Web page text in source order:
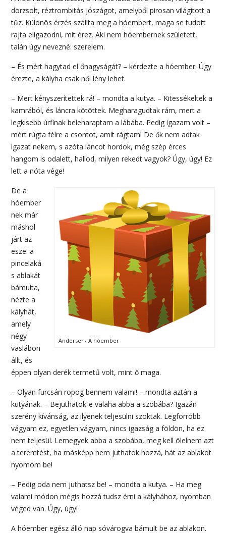
dörzsölt, réztrombitás jószágot, amelyből pirosan világított a
tűz. Különös érzés szállta meg a hóembert, maga se tudott
rajta eligazodni, mit érez. Aki nem hóembernek született,
talán úgy nevezné: szerelem.
– És mért hagytad el őnagyságát? – kérdezte a hóember. Úgy
érezte, a kályha csak női lény lehet.
– Mert kényszerítettek rá! – mondta a kutya. – Kitessékeltek a
kamrából, és láncra kötöttek. Megharagudtak rám, mert a
legkisebb úrfinak beleharaptam a lábába. Pedig igazam volt –
mért rúgta félre a csontot, amit rágtam! De ők nem adtak
igazat nekem, s azóta láncot hordok, még szép érces
hangom is odalett, hallod, milyen rekedt vagyok? Úgy, úgy! Ez
lett a nóta vége!
Andersen- A hóember
De a
hóember
nek már
máshol
járt az
esze: a
pincelaká
s ablakát
bámulta,
nézte a
kályhát,
amely
négy
vaslábon
állt, és
éppen olyan derék termetű volt, mint ő maga.
– Olyan furcsán ropog bennem valami! – mondta aztán a
kutyának. – Bejuthatok-e valaha abba a szobába? Igazán
szerény kívánság, az ilyenek teljesülni szoktak. Legforróbb
vágyam ez, egyetlen vágyam, nincs igazság a földön, ha ez
nem teljesül. Lemegyek abba a szobába, meg kell ölelnem azt
a teremtést, ha másképp nem juthatok hozzá, hát az ablakot
nyomom be!
– Pedig oda nem juthatsz be! – mondta a kutya. – Ha meg
valami módon mégis hozzá tudsz érni a kályhához, nyomban
véged van. Úgy, úgy!
A hóember egész álló nap sóvárogva bámult be az ablakon.